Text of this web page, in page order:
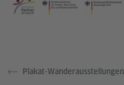
Plakat-Wanderausstellungen